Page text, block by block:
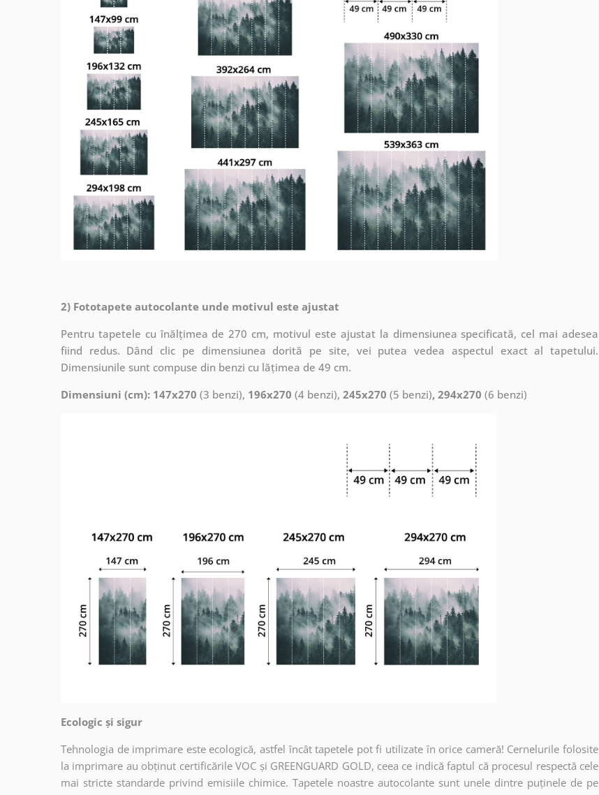
2) Fototapete autocolante unde motivul este ajustat
Pentru tapetele cu înălțimea de 270 cm, motivul este ajustat la dimensiunea specificată, cel mai adesea
fiind redus. Dând clic pe dimensiunea dorită pe site, vei putea vedea aspectul exact al tapetului.
Dimensiunile sunt compuse din benzi cu lățimea de 49 cm.
Dimensiuni (cm): 147x270 (3 benzi), 196x270 (4 benzi), 245x270 (5 benzi), 294x270 (6 benzi)
Ecologic și sigur
Tehnologia de imprimare este ecologică, astfel încât tapetele pot fi utilizate în orice cameră! Cernelurile folosite
la imprimare au obținut certificările VOC și GREENGUARD GOLD, ceea ce indică faptul că procesul respectă cele
mai stricte standarde privind emisiile chimice. Tapetele noastre autocolante sunt unele dintre puținele de pe